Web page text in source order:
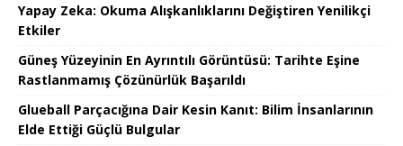
Yapay Zeka: Okuma Alışkanlıklarını Değiştiren Yenilikçi
Etkiler
Güneş Yüzeyinin En Ayrıntılı Görüntüsü: Tarihte Eşine
Rastlanmamış Çözünürlük Başarıldı
Glueball Parçacığına Dair Kesin Kanıt: Bilim İnsanlarının
Elde Ettiği Güçlü Bulgular